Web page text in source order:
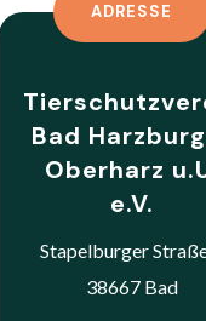
ADRESSE
Bad
Oberharz
e.V.
Stapelburger
38667 Bad